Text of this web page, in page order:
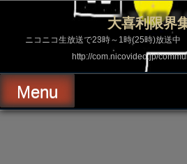
ス
ッ
プ
大喜利限界
ニコニコ生放送で23時～1時(25時)放送中
http://com.nicovideo.jp/
Menu